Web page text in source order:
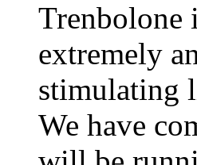
Trenbolone
extremely
stimulating
We have